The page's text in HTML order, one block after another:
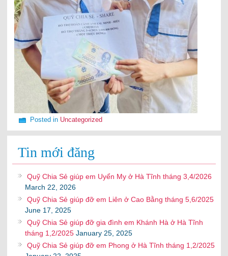
Posted in Uncategorized
Tin mới đăng
Quỹ Chia Sẻ giúp em Uyển My ở Hà Tĩnh tháng 3,4/2026
March 22, 2026
Quỹ Chia Sẻ giúp đỡ em Liên ở Cao Bằng tháng 5,6/2025
June 17, 2025
Quỹ Chia Sẻ giúp đỡ gia đình em Khánh Hà ở Hà Tĩnh
tháng 1,2/2025 January 25, 2025
Quỹ Chia Sẻ giúp đỡ em Phong ở Hà Tĩnh tháng 1,2/2025